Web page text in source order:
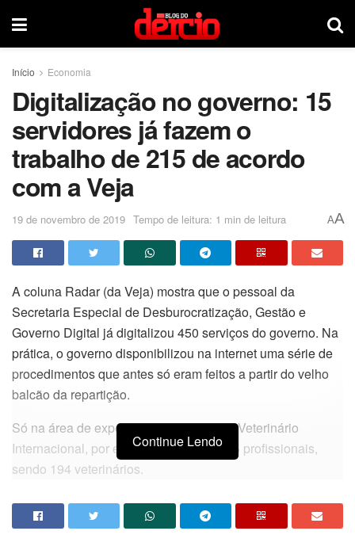
Início Economia
Digitalização no governo: 15
servidores já fazem o
trabalho de 215 de acordo
com a Veja
19 de novembro de 2019 Tempo de leitura: 1 min de leitura AA
A coluna Radar (da Veja) mostra que o pessoal da
Secretaria Especial de Desburocratização, Gestão e
Governo Digital já digitalizou 450 serviços do governo. Na
prática, o governo disponibilizou na internet uma série de
procedimentos que antes só eram feitos a partir do velho
balcão da repartição.
Só na área de expedição de Certificado Veterinário
Internacional, por exemplo, atuavam 215 profissionais,
sendo 194 veterinários.
Com a liberação do procedimento — utilizado para quem
quer viajar com o animal de estimação — via internet, o
Continue Lendo